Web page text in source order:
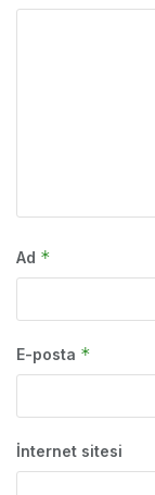
Ad *
E-posta *
İnternet sitesi